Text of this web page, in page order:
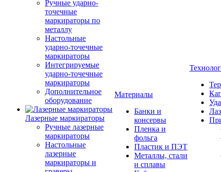
Ручные ударно-
точечные
маркираторы по
металлу
Настольные
ударно-точечные
маркираторы
Интегрируемые
ударно-точечные
маркираторы
Дополнительное
оборудование
Лазерные маркираторы
Ручные лазерные
маркираторы
Настольные
лазерные
маркираторы и
Материалы
Банки и
консервы
Пленка и
фольга
Пластик и ПЭТ
Металлы, стали
и сплавы